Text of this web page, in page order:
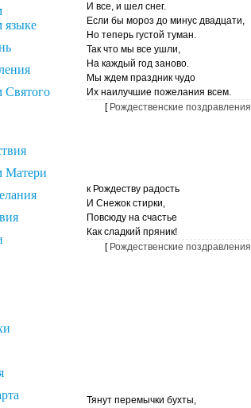
языке
Святого
Матери
И все, и шел снег.
Если бы мороз до минус двадцати,
Но теперь густой туман.
Так что мы все ушли,
На каждый год заново.
Мы ждем праздник чудо
Их наилучшие пожелания всем.
[ Рождественские поздравления
к Рождеству радость
И Снежок стирки,
Повсюду на счастье
Как сладкий пряник!
[ Рождественские поздравления
Тянут перемычки бухты,